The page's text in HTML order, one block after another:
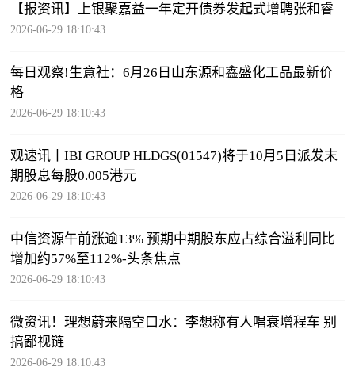
【报资讯】上银聚嘉益一年定开债券发起式增聘张和睿
2026-06-29 18:10:43
每日观察!生意社：6月26日山东源和鑫盛化工品最新价
格
2026-06-29 18:10:43
观速讯丨IBI GROUP HLDGS(01547)将于10月5日派发末
期股息每股0.005港元
2026-06-29 18:10:43
中信资源午前涨逾13% 预期中期股东应占综合溢利同比
增加约57%至112%-头条焦点
2026-06-29 18:10:43
微资讯！理想蔚来隔空口水：李想称有人唱衰增程车 别
搞鄙视链
2026-06-29 18:10:43